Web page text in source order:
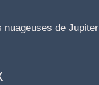
nuageuses de Jupiter